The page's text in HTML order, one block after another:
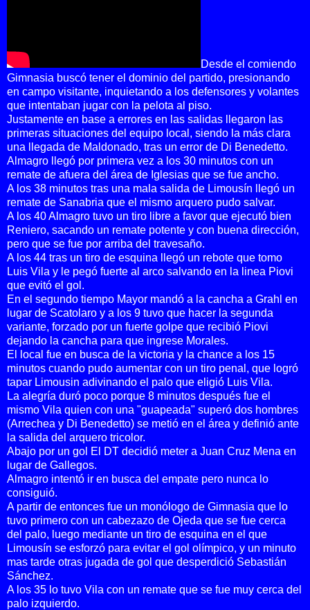
Desde el comiendo
Gimnasia buscó tener el dominio del partido, presionando
en campo visitante, inquietando a los defensores y volantes
que intentaban jugar con la pelota al piso.
Justamente en base a errores en las salidas llegaron las
primeras situaciones del equipo local, siendo la más clara
una llegada de Maldonado, tras un error de Di Benedetto.
Almagro llegó por primera vez a los 30 minutos con un
remate de afuera del área de Iglesias que se fue ancho.
A los 38 minutos tras una mala salida de Limousín llegó un
remate de Sanabria que el mismo arquero pudo salvar.
A los 40 Almagro tuvo un tiro libre a favor que ejecutó bien
Reniero, sacando un remate potente y con buena dirección,
pero que se fue por arriba del travesaño.
A los 44 tras un tiro de esquina llegó un rebote que tomo
Luis Vila y le pegó fuerte al arco salvando en la linea Piovi
que evitó el gol.
En el segundo tiempo Mayor mandó a la cancha a Grahl en
lugar de Scatolaro y a los 9 tuvo que hacer la segunda
variante, forzado por un fuerte golpe que recibió Piovi
dejando la cancha para que ingrese Morales.
El local fue en busca de la victoria y la chance a los 15
minutos cuando pudo aumentar con un tiro penal, que logró
tapar Limousin adivinando el palo que eligió Luis Vila.
La alegría duró poco porque 8 minutos después fue el
mismo Vila quien con una "guapeada" superó dos hombres
(Arrechea y Di Benedetto) se metió en el área y definió ante
la salida del arquero tricolor.
Abajo por un gol El DT decidió meter a Juan Cruz Mena en
lugar de Gallegos.
Almagro intentó ir en busca del empate pero nunca lo
consiguió.
A partir de entonces fue un monólogo de Gimnasia que lo
tuvo primero con un cabezazo de Ojeda que se fue cerca
del palo, luego mediante un tiro de esquina en el que
Limousín se esforzó para evitar el gol olímpico, y un minuto
mas tarde otras jugada de gol que desperdició Sebastián
Sánchez.
A los 35 lo tuvo Vila con un remate que se fue muy cerca del
palo izquierdo.